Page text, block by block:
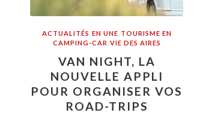
ACTUALITÉS EN UNE TOURISME EN
CAMPING-CAR VIE DES AIRES
VAN NIGHT, LA
NOUVELLE APPLI
POUR ORGANISER VOS
ROAD-TRIPS